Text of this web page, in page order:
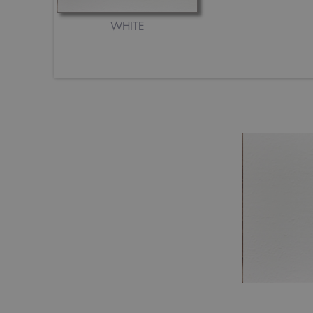
WHITE